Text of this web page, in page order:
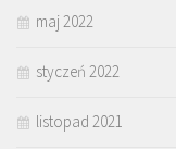
maj 2022
styczeń 2022
listopad 2021